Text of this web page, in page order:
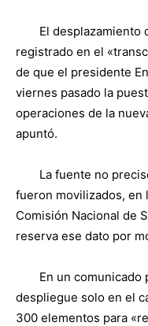
El desplazamiento
registrado en el
de que el presidente
viernes pasado la
operaciones de la
apuntó.
La fuente no
fueron movilizados, en
Comisión Nacional de
reserva ese dato por
En un comunicado
despliegue solo en el
300 elementos para